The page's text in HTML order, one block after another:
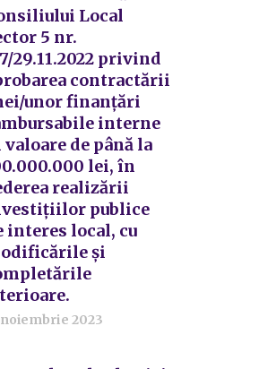
Local
5 nr.
29.11.2022 privind
contractării
unor finanțări
interne
de până la
lei, în
realizării
publice
interes local, cu
și
noiembrie 2023